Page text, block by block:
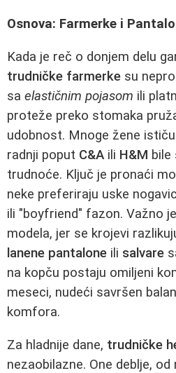
Osnova: Farmerke i
Kada je reč o donjem delu
trudničke farmerke su
sa elastičnim pojasom ili
proteže preko stomaka
udobnost. Mnoge žene
radnji poput C&A ili H&M bile
trudnoće. Ključ je pronaći
neke preferiraju uske
ili "boyfriend" fazon. Važno
modela, jer se krojevi
lanene pantalone ili salvare
na kopču postaju omiljeni
meseci, nudeći savršen
komfora.
Za hladnije dane, trudničke
nezaobilazne. One deblje,